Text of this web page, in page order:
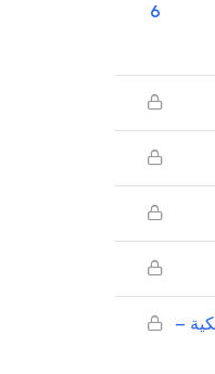
6
–